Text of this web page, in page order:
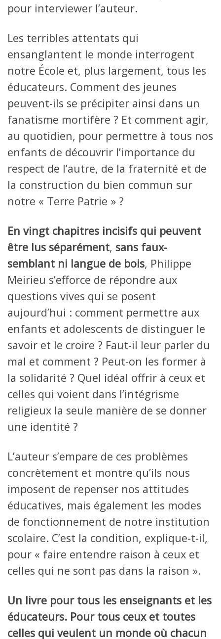
pour interviewer l’auteur.
Les terribles attentats qui
ensanglantent le monde interrogent
notre École et, plus largement, tous les
éducateurs. Comment des jeunes
peuvent-ils se précipiter ainsi dans un
fanatisme mortifère ? Et comment agir,
au quotidien, pour permettre à tous nos
enfants de découvrir l’importance du
respect de l’autre, de la fraternité et de
la construction du bien commun sur
notre « Terre Patrie » ?
En vingt chapitres incisifs qui peuvent
être lus séparément, sans faux-
semblant ni langue de bois, Philippe
Meirieu s’efforce de répondre aux
questions vives qui se posent
aujourd’hui : comment permettre aux
enfants et adolescents de distinguer le
savoir et le croire ? Faut-il leur parler du
mal et comment ? Peut-on les former à
la solidarité ? Quel idéal offrir à ceux et
celles qui voient dans l’intégrisme
religieux la seule manière de se donner
une identité ?
L’auteur s’empare de ces problèmes
concrètement et montre qu’ils nous
imposent de repenser nos attitudes
éducatives, mais également les modes
de fonctionnement de notre institution
scolaire. C’est la condition, explique-t-il,
pour « faire entendre raison à ceux et
celles qui ne sont pas dans la raison ».
Un livre pour tous les enseignants et les
éducateurs. Pour tous ceux et toutes
celles qui veulent un monde où chacun